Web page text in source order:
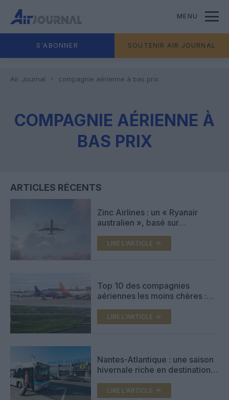
MENU
S'ABONNER SOUTENIR AIR JOURNAL
Air Journal compagnie aérienne à bas prix
COMPAGNIE AÉRIENNE À
BAS PRIX
ARTICLES RÉCENTS
Zinc Airlines : un « Ryanair
australien », basé sur
l’aéroport de Western Sydney
LIRE L'ARTICLE
Top 10 des compagnies
aériennes les moins chères :
la marche
LIRE L'ARTICLE
Nantes-Atlantique : une saison
hivernale riche en destinations,
low cost
LIRE L'ARTICLE